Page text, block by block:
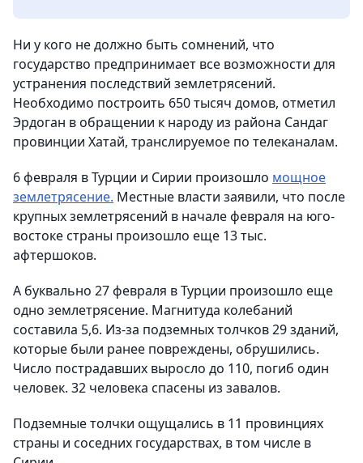
Ни у кого не должно быть сомнений, что
государство предпринимает все возможности для
устранения последствий землетрясений.
Необходимо построить 650 тысяч домов, отметил
Эрдоган в обращении к народу из района Сандаг
провинции Хатай, транслируемое по телеканалам.
6 февраля в Турции и Сирии произошло мощное
землетрясение. Местные власти заявили, что после
крупных землетрясений в начале февраля на юго-
востоке страны произошло еще 13 тыс.
афтершоков.
А буквально 27 февраля в Турции произошло еще
одно землетрясение. Магнитуда колебаний
составила 5,6. Из-за подземных толчков 29 зданий,
которые были ранее повреждены, обрушились.
Число пострадавших выросло до 110, погиб один
человек. 32 человека спасены из завалов.
Подземные толчки ощущались в 11 провинциях
страны и соседних государствах, в том числе в